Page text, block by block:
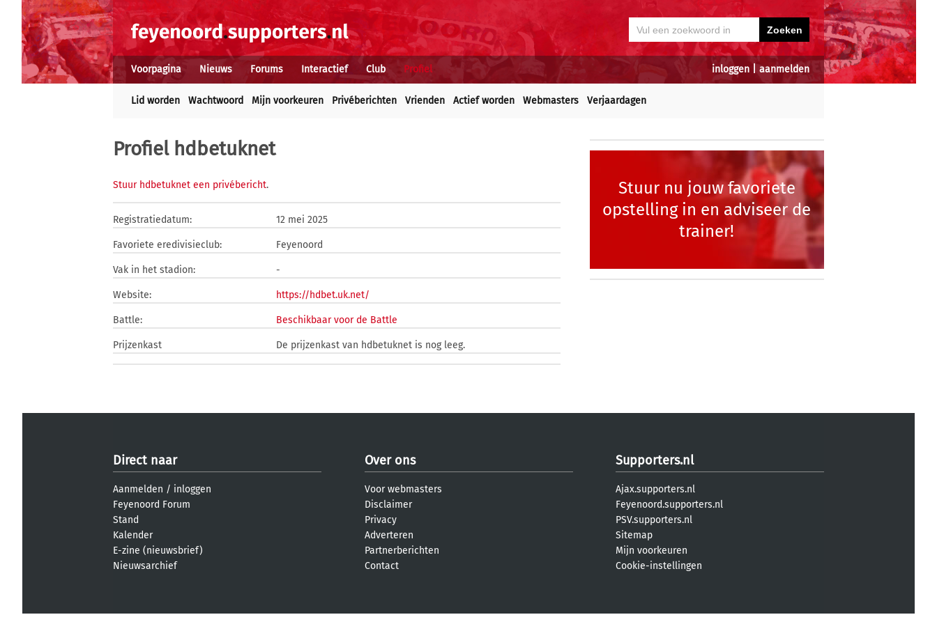
inloggen aanmelden
Voorpagina Nieuws Forums Interactief Club Profiel
Lid worden Wachtwoord Mijn voorkeuren Privéberichten Vrienden Actief worden Webmasters Verjaardagen
Profiel hdbetuknet
Stuur hdbetuknet een privébericht.
Registratiedatum: 12 mei 2025
Favoriete eredivisieclub: Feyenoord
Vak in het stadion: -
Website: https://hdbet.uk.net/
Battle: Beschikbaar voor de Battle
Prijzenkast De prijzenkast van hdbetuknet is nog leeg.
Stuur nu jouw favoriete
opstelling in en adviseer de
trainer!
Direct naar
Aanmelden / inloggen
Feyenoord Forum
Stand
Kalender
E-zine (nieuwsbrief)
Nieuwsarchief
Over ons
Voor webmasters
Disclaimer
Privacy
Adverteren
Partnerberichten
Contact
Supporters.nl
Ajax.supporters.nl
Feyenoord.supporters.nl
PSV.supporters.nl
Sitemap
Mijn voorkeuren
Cookie-instellingen